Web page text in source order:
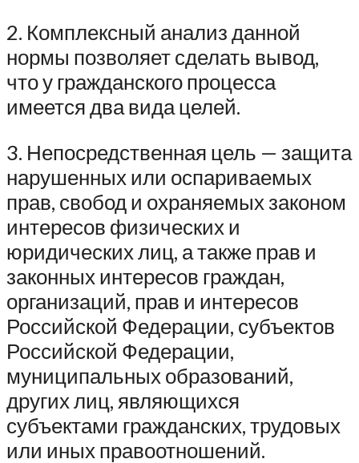
2. Комплексный анализ данной
нормы позволяет сделать вывод,
что у гражданского процесса
имеется два вида целей.
3. Непосредственная цель — защита
нарушенных или оспариваемых
прав, свобод и охраняемых законом
интересов физических и
юридических лиц, а также прав и
законных интересов граждан,
организаций, прав и интересов
Российской Федерации, субъектов
Российской Федерации,
муниципальных образований,
других лиц, являющихся
субъектами гражданских, трудовых
или иных правоотношений.